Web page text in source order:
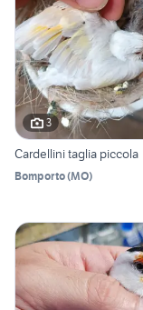
3
Cardellini taglia piccola
Bomporto(MO)